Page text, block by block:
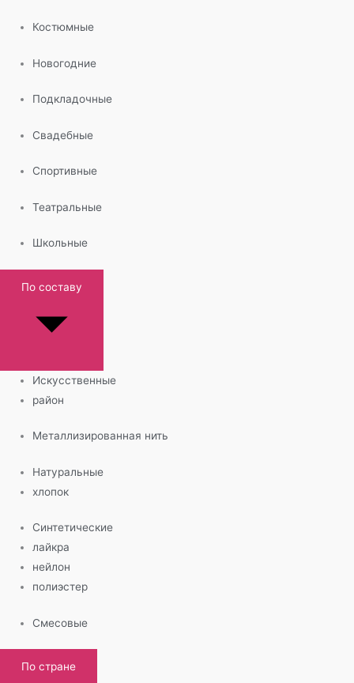
Костюмные
Новогодние
Подкладочные
Свадебные
Спортивные
Театральные
Школьные
По составу
Искусственные
район
Металлизированная нить
Натуральные
хлопок
Синтетические
лайкра
нейлон
полиэстер
Смесовые
По стране